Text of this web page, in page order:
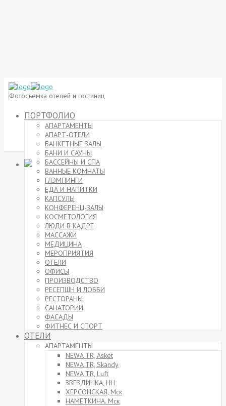
Фотосъемка отелей и гостиниц
ПОРТФОЛИО
АПАРТАМЕНТЫ
АПАРТ-ОТЕЛИ
БАНКЕТНЫЕ ЗАЛЫ
БАНИ И САУНЫ
БАССЕЙНЫ И СПА
ВАННЫЕ КОМНАТЫ
ГЛЭМПИНГИ
ЕДА И НАПИТКИ
КАПСУЛЫ
КОНФЕРЕНЦ-ЗАЛЫ
КОСМЕТОЛОГИЯ
ЛЮДИ В КАДРЕ
МАССАЖИ
МЕДИЦИНА
МЕРОПРИЯТИЯ
ОТЕЛИ
ОФИСЫ
ПРОИЗВОДСТВО
РЕСЕПШН И ЛОББИ
РЕСТОРАНЫ
САНАТОРИИ
ФАСАДЫ
ФИТНЕС И СПОРТ
ОТЕЛИ
АПАРТАМЕНТЫ
NEWA TR, Asket
NEWA TR, Skandy
NEWA TR, Luft
ЗВЕЗДИНКА, НН
ХЕРСОНСКАЯ, Мск
НАМЕТКИНА. Мск